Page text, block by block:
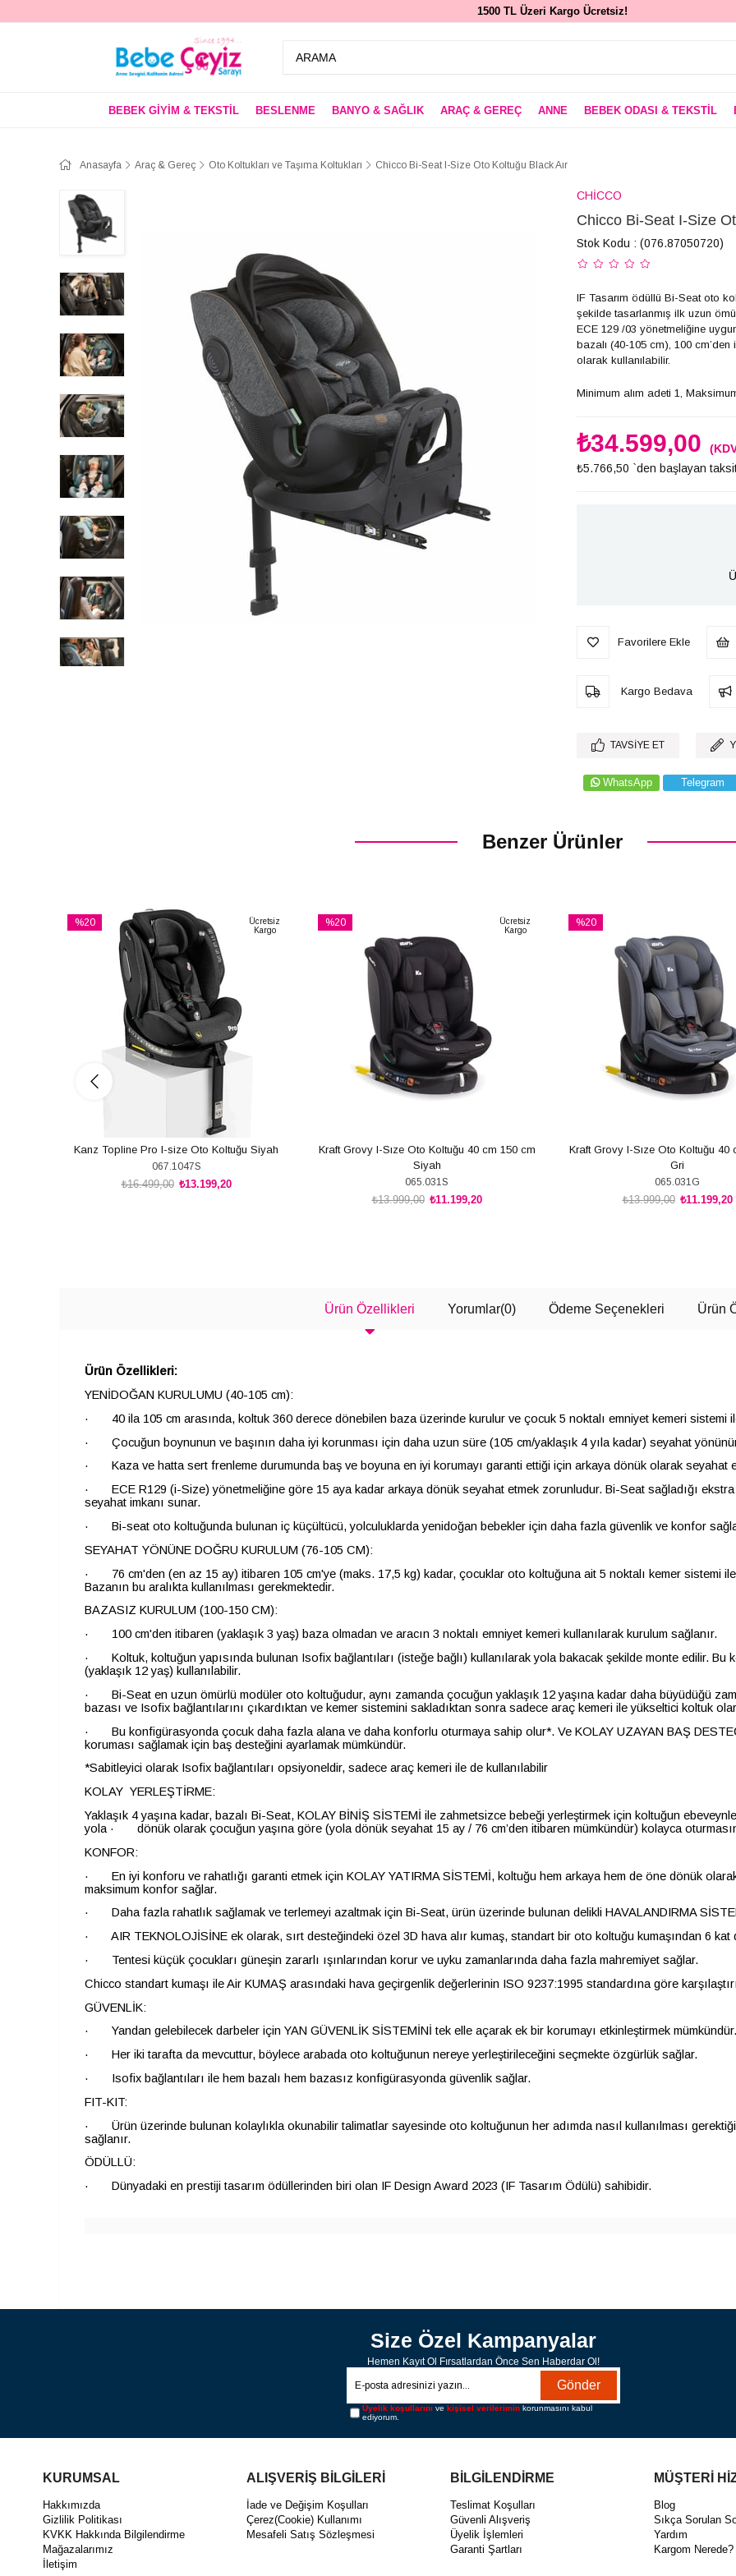
1500 TL Üzeri Kargo Ücretsiz!
BEBEK GİYİM & TEKSTİL BESLENME BANYO & SAĞLIK ARAÇ & GEREÇ ANNE BEBEK ODASI & TEKSTİL
Anasayfa Araç & Gereç Oto Koltukları ve Taşıma Koltukları Chicco Bi-Seat I-Size Oto Koltuğu Black Aır
CHİCCO
Chicco Bi-Seat I-Size
Stok Kodu (076.87050720)
IF Tasarım ödüllü Bi-Seat oto
şekilde tasarlanmış ilk uzun
ECE 129 /03 yönetmeliğine
bazalı (40-105 cm), 100
olarak kullanılabilir.
Minimum alım adeti 1,
₺34.599,00
₺5.766,50 `den başlayan
Favorilere Ekle
Kargo Bedava
TAVSIYE ET
WhatsApp Telegram
Benzer Ürünler
%20
%20İndirim
Ücretsiz
Kargo
Kanz Topline Pro I-size Oto Koltuğu Siyah
067.1047S
₺13.199,20
₺16.499,00
%20
%20İndirim
Ücretsiz
Kargo
Kraft Grovy I-Sıze Oto Koltuğu 40 cm 150 cm
Siyah
065.031S
₺11.199,20
₺13.999,00
%20
%20İndirim
Kraft Grovy I-Sıze Oto Koltuğu 40
Gri
065.031G
₺11.199,20
₺13.999,00
Ürün Özellikleri Yorumlar(0) Ödeme Seçenekleri Ürün
Ürün Özellikleri:
YENİDOĞAN KURULUMU (40-105 cm):
· 40 ila 105 cm arasında, koltuk 360 derece dönebilen baza üzerinde kurulur ve çocuk 5 noktalı emniyet kemeri sistemi
· Çocuğun boynunun ve başının daha iyi korunması için daha uzun süre (105 cm/yaklaşık 4 yıla kadar) seyahat
· Kaza ve hatta sert frenleme durumunda baş ve boyuna en iyi korumayı garanti ettiği için arkaya dönük olarak seyahat
· ECE R129 (i-Size) yönetmeliğine göre 15 aya kadar arkaya dönük seyahat etmek zorunludur. Bi-Seat sağladığı ekstra
seyahat imkanı sunar.
· Bi-seat oto koltuğunda bulunan iç küçültücü, yolculuklarda yenidoğan bebekler için daha fazla güvenlik ve konfor
SEYAHAT YÖNÜNE DOĞRU KURULUM (76-105 CM):
· 76 cm'den (en az 15 ay) itibaren 105 cm'ye (maks. 17,5 kg) kadar, çocuklar oto koltuğuna ait 5 noktalı kemer sistemi
Bazanın bu aralıkta kullanılması gerekmektedir.
BAZASIZ KURULUM (100-150 CM):
· 100 cm'den itibaren (yaklaşık 3 yaş) baza olmadan ve aracın 3 noktalı emniyet kemeri kullanılarak kurulum sağlanır.
· Koltuk, koltuğun yapısında bulunan Isofix bağlantıları (isteğe bağlı) kullanılarak yola bakacak şekilde monte edilir. Bu
(yaklaşık 12 yaş) kullanılabilir.
· Bi-Seat en uzun ömürlü modüler oto koltuğudur, aynı zamanda çocuğun yaklaşık 12 yaşına kadar daha büyüdüğü
bazası ve Isofix bağlantılarını çıkardıktan ve kemer sistemini sakladıktan sonra sadece araç kemeri ile yükseltici koltuk
· Bu konfigürasyonda çocuk daha fazla alana ve daha konforlu oturmaya sahip olur*. Ve KOLAY UZAYAN BAŞ
koruması sağlamak için baş desteğini ayarlamak mümkündür.
*Sabitleyici olarak Isofix bağlantıları opsiyoneldir, sadece araç kemeri ile de kullanılabilir
KOLAY YERLEŞTİRME:
Yaklaşık 4 yaşına kadar, bazalı Bi-Seat, KOLAY BİNİŞ SİSTEMİ ile zahmetsizce bebeği yerleştirmek için koltuğun
yola · dönük olarak çocuğun yaşına göre (yola dönük seyahat 15 ay / 76 cm’den itibaren mümkündür) kolayca
KONFOR:
· En iyi konforu ve rahatlığı garanti etmek için KOLAY YATIRMA SİSTEMİ, koltuğu hem arkaya hem de öne dönük
maksimum konfor sağlar.
· Daha fazla rahatlık sağlamak ve terlemeyi azaltmak için Bi-Seat, ürün üzerinde bulunan delikli HAVALANDIRMA
· AIR TEKNOLOJİSİNE ek olarak, sırt desteğindeki özel 3D hava alır kumaş, standart bir oto koltuğu kumaşından 6 kat
· Tentesi küçük çocukları güneşin zararlı ışınlarından korur ve uyku zamanlarında daha fazla mahremiyet sağlar.
Chicco standart kumaşı ile Air KUMAŞ arasındaki hava geçirgenlik değerlerinin ISO 9237:1995 standardına göre
GÜVENLİK:
· Yandan gelebilecek darbeler için YAN GÜVENLİK SİSTEMİNİ tek elle açarak ek bir korumayı etkinleştirmek mümkündür.
· Her iki tarafta da mevcuttur, böylece arabada oto koltuğunun nereye yerleştirileceğini seçmekte özgürlük sağlar.
· Isofix bağlantıları ile hem bazalı hem bazasız konfigürasyonda güvenlik sağlar.
FIT-KIT:
· Ürün üzerinde bulunan kolaylıkla okunabilir talimatlar sayesinde oto koltuğunun her adımda nasıl kullanılması
sağlanır.
ÖDÜLLÜ:
· Dünyadaki en prestiji tasarım ödüllerinden biri olan IF Design Award 2023 (IF Tasarım Ödülü) sahibidir.
Size Özel Kampanyalar
Hemen Kayıt Ol Fırsatlardan Önce Sen Haberdar Ol!
Gönder
Üyelik koşullarını vekişisel verilerimin korunmasını kabul
ediyorum.
KURUMSAL
Hakkımızda
Gizlilik Politikası
KVKK Hakkında Bilgilendirme
Mağazalarımız
İletişim
ALIŞVERİŞ BİLGİLERİ
İade ve Değişim Koşulları
Çerez(Cookie) Kullanımı
Mesafeli Satış Sözleşmesi
BİLGİLENDİRME
Teslimat Koşulları
Güvenli Alışveriş
Üyelik İşlemleri
Garanti Şartları
MÜŞTERİ
Blog
Sıkça Sorulan
Yardım
Kargom Nerede?